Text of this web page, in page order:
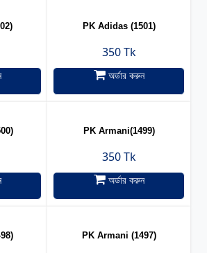
PK Adidas (1501)
350 Tk
অর্ডার করুন
PK Armani(1499)
350 Tk
অর্ডার করুন
PK Armani (1497)